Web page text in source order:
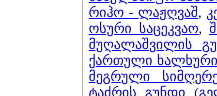
რიჰო - ლაჟღვაშ,
ოსური საცეკვაო,
მუღალაშვილის
ქართული ხალხური
მეგრული
ტაძრის გუნდი